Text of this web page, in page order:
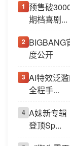
1 预售破
期档喜剧...
2 BIGBANG
度公开
3 AI特效泛
全程手...
4 A妹新专辑
登顶Sp...